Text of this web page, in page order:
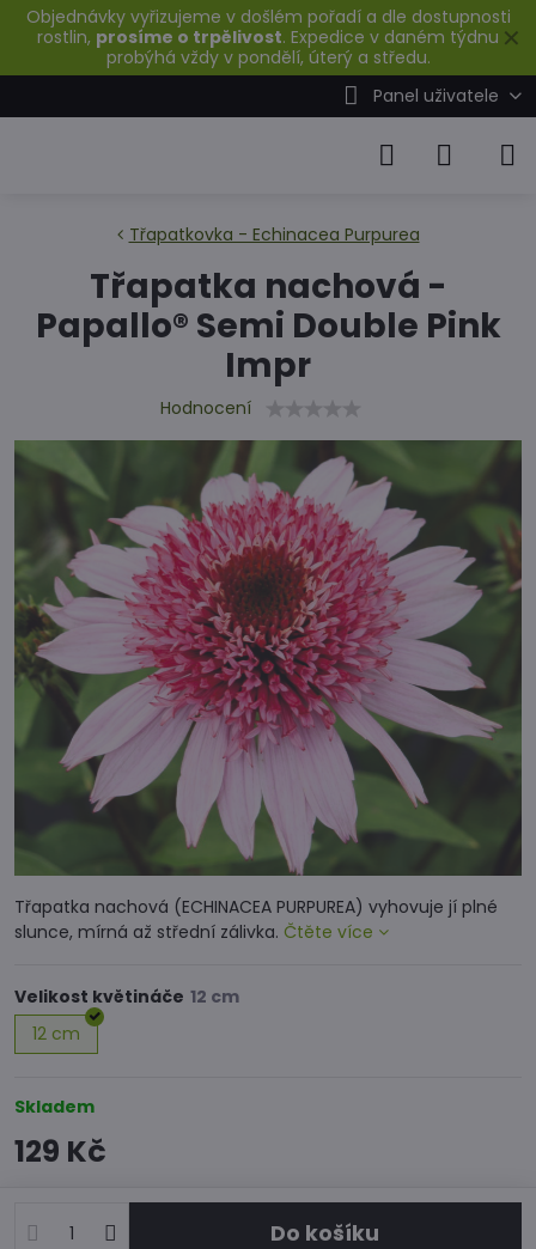
✕
Objednávky vyřizujeme v došlém pořadí a dle dostupnosti
rostlin, prosíme o trpělivost. Expedice v daném týdnu
probýhá vždy v pondělí, úterý a středu.
Panel uživatele
Třapatkovka - Echinacea Purpurea
Třapatka nachová -
Papallo® Semi Double Pink
Impr
Hodnocení
Třapatka nachová (ECHINACEA PURPUREA) vyhovuje jí plné
slunce, mírná až střední zálivka. Čtěte více
Velikost květináče
12 cm
Skladem
129 Kč
Do košíku